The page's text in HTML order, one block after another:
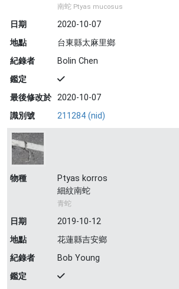
南蛇 Ptyas mucosus
日期
2020-10-07
地點
台東縣太麻里鄉
紀錄者
Bolin Chen
鑑定
最後修改於 2020-10-07
識別號
211284 (nid)
物種
Ptyas korros
細紋南蛇
青蛇
日期
2019-10-12
地點
花蓮縣吉安鄉
紀錄者
Bob Young
鑑定